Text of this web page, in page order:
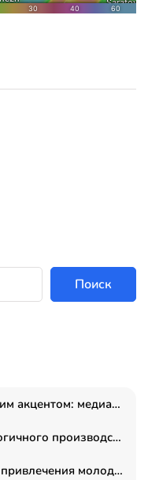
Поиск
Коммуникации с древнегреческим акцентом: медиаменеджер и журналист Владимир Дергачев запустил коммуникационное агентство «Сократ 2.0»
От логистики до высокотехнологичного производства: как основатель “гагаринга” выстраивает экосистему безопасности и гражданских БПЛА
Эксперты обсудили механизмы привлечения молодых специалистов в промышленные города